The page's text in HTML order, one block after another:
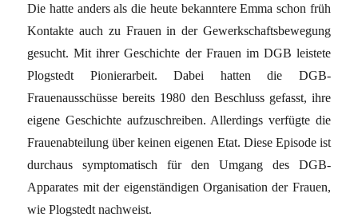
Die hatte anders als die heute bekanntere Emma schon früh
Kontakte auch zu Frauen in der Gewerkschaftsbewegung
gesucht. Mit ihrer Geschichte der Frauen im DGB leistete
Plogstedt Pionierarbeit. Dabei hatten die DGB-
Frauenausschüsse bereits 1980 den Beschluss gefasst, ihre
eigene Geschichte aufzuschreiben. Allerdings verfügte die
Frauenabteilung über keinen eigenen Etat. Diese Episode ist
durchaus symptomatisch für den Umgang des DGB-
Apparates mit der eigenständigen Organisation der Frauen,
wie Plogstedt nachweist.